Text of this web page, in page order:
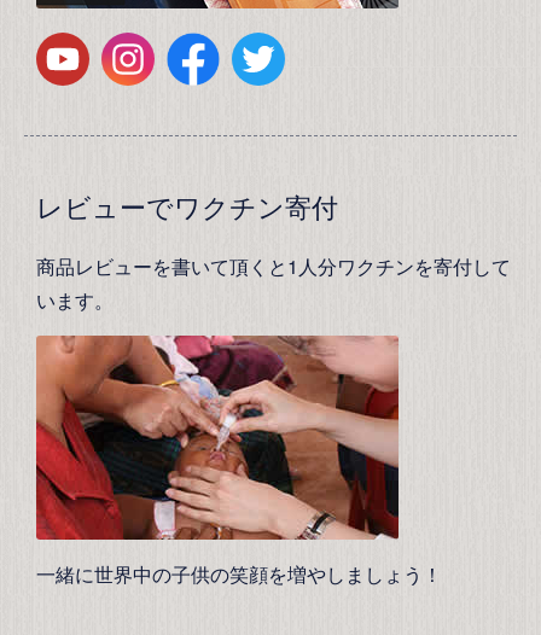
レビューでワクチン寄付
商品レビューを書いて頂くと1人分ワクチンを寄付して
います。
一緒に世界中の子供の笑顔を増やしましょう！